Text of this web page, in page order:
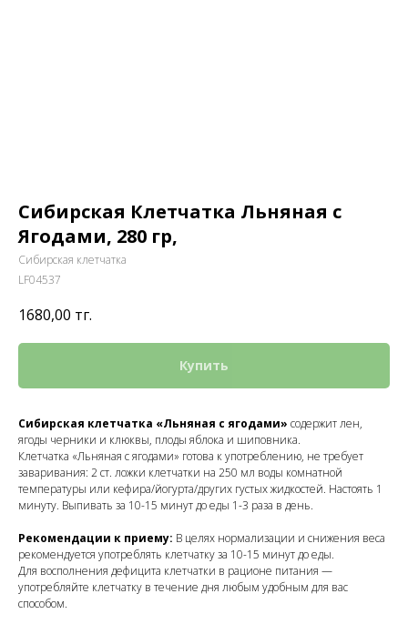
Сибирская Клетчатка Льняная с
Ягодами, 280 гр,
Сибирская клетчатка
LF04537
1680,00 тг.
Купить
Сибирская клетчатка «Льняная с ягодами» содержит лен,
ягоды черники и клюквы, плоды яблока и шиповника.
Клетчатка «Льняная с ягодами» готова к употреблению, не требует
заваривания: 2 ст. ложки клетчатки на 250 мл воды комнатной
температуры или кефира/йогурта/других густых жидкостей. Настоять 1
минуту. Выпивать за 10-15 минут до еды 1-3 раза в день.
Рекомендации к приему: В целях нормализации и снижения веса
рекомендуется употреблять клетчатку за 10-15 минут до еды.
Для восполнения дефицита клетчатки в рационе питания —
употребляйте клетчатку в течение дня любым удобным для вас
способом.